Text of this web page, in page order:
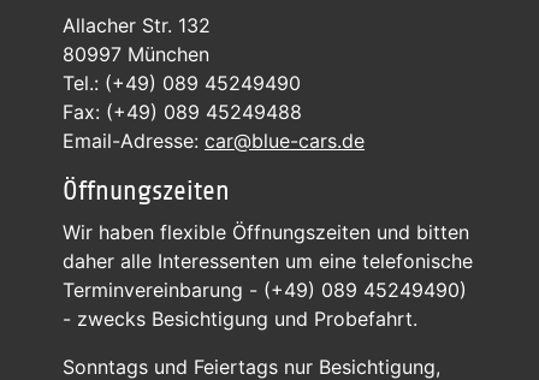
Allacher Str. 132
80997 München
Tel.: (+49) 089 45249490
Fax: (+49) 089 45249488
Email-Adresse: car@blue-cars.de
Öffnungszeiten
Wir haben flexible Öffnungszeiten und bitten
daher alle Interessenten um eine telefonische
Terminvereinbarung - (+49) 089 45249490)
- zwecks Besichtigung und Probefahrt.
Sonntags und Feiertags nur Besichtigung,